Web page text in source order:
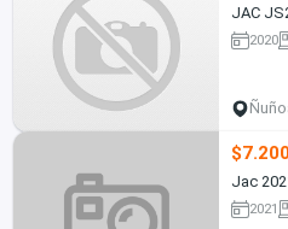
JAC
2020
Jac
2021